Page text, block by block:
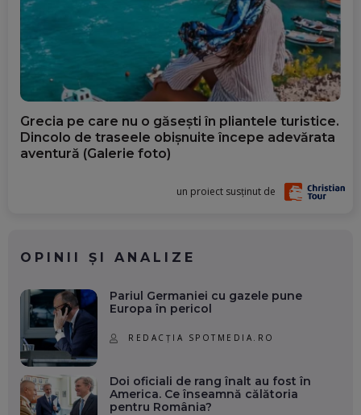
Grecia pe care nu o găsești în pliantele turistice.
Dincolo de traseele obișnuite începe adevărata
aventură (Galerie foto)
un proiect susținut de
OPINII ȘI ANALIZE
Pariul Germaniei cu gazele pune
Europa în pericol
REDACȚIA SPOTMEDIA.RO
Doi oficiali de rang înalt au fost în
America. Ce înseamnă călătoria
pentru România?